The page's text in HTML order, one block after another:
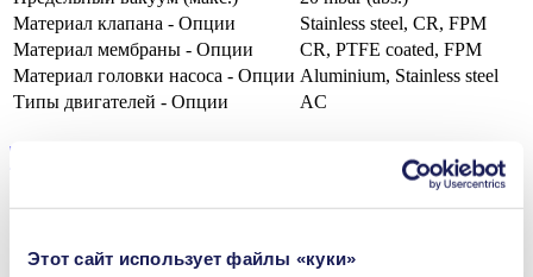
Этот сайт использует файлы «куки»
Материал клапана - Опции
Stainless steel, CR, FPM
Материал мембраны - Опции
CR, PTFE coated, FPM
Материал головки насоса - Опции Aluminium, Stainless steel
Типы двигателей - Опции
AC
Технические параметры
Преимущества